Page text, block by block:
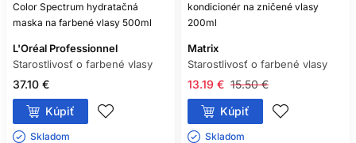
Color Spectrum hydratačná
maska na farbené vlasy 500ml
L'Oréal Professionnel
Starostlivosť o farbené vlasy
37.10 €
Kúpiť
Skladom ㅤ
kondicionér na zničené vlasy
200ml
Matrix
Starostlivosť o farbené vlasy
15.50 €
13.19 €
Kúpiť
Skladom ㅤ